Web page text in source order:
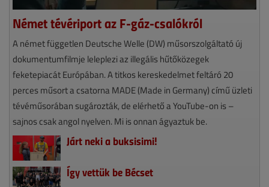
Német tévériport az F-gáz-csalókról
A német független Deutsche Welle (DW) műsorszolgáltató új
dokumentumfilmje leleplezi az illegális hűtőközegek
feketepiacát Európában. A titkos kereskedelmet feltáró 20
perces műsort a csatorna MADE (Made in Germany) című üzleti
tévéműsorában sugározták, de elérhető a YouTube-on is –
sajnos csak angol nyelven. Mi is onnan ágyaztuk be.
Járt neki a buksisimi!
Így vettük be Bécset